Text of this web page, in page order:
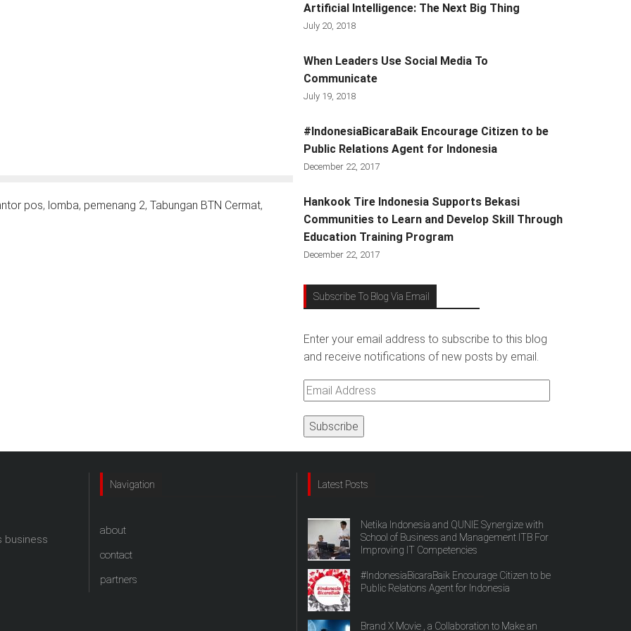
pos, lomba, pemenang 2, Tabungan BTN Cermat,
Artificial Intelligence: The Next Big Thing
July 20, 2018
When Leaders Use Social Media To
Communicate
July 19, 2018
#IndonesiaBicaraBaik Encourage Citizen to be
Public Relations Agent for Indonesia
December 22, 2017
Hankook Tire Indonesia Supports Bekasi
Communities to Learn and Develop Skill Through
Education Training Program
December 22, 2017
Subscribe To Blog Via Email
Enter your email address to subscribe to this blog
and receive notifications of new posts by email.
Email
Address
business
Navigation
about
contact
partners
Latest Posts
Netika Indonesia and QUNIE Synergize with
School of Business and Management ITB For
Improving IT Competencies
#IndonesiaBicaraBaik Encourage Citizen to be
Public Relations Agent for Indonesia
Brand X Movie , a Collaboration to Make an